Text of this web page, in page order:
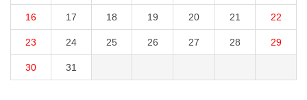
16 17 18 19 20 21 22
23 24 25 26 27 28 29
30 31